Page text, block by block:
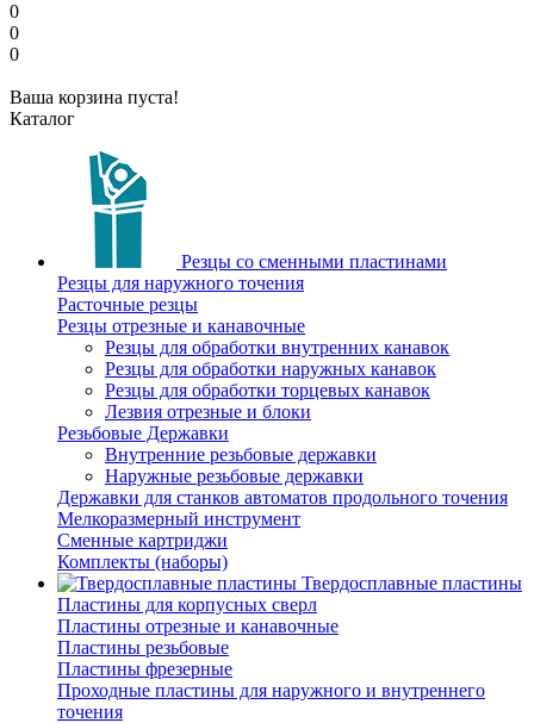
0
0
0
Ваша корзина пуста!
Каталог
Резцы со сменными пластинами
Резцы для наружного точения
Расточные резцы
Резцы отрезные и канавочные
Резцы для обработки внутренних канавок
Резцы для обработки наружных канавок
Резцы для обработки торцевых канавок
Лезвия отрезные и блоки
Резьбовые Державки
Внутренние резьбовые державки
Наружные резьбовые державки
Державки для станков автоматов продольного точения
Мелкоразмерный инструмент
Сменные картриджи
Комплекты (наборы)
Твердосплавные пластины
Пластины для корпусных сверл
Пластины отрезные и канавочные
Пластины резьбовые
Пластины фрезерные
Проходные пластины для наружного и внутреннего
точения